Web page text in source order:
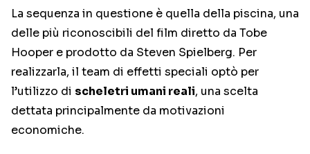
La sequenza in questione è quella della piscina, una
delle più riconoscibili del film diretto da Tobe
Hooper e prodotto da Steven Spielberg. Per
realizzarla, il team di effetti speciali optò per
l’utilizzo di scheletri umani reali, una scelta
dettata principalmente da motivazioni
economiche.